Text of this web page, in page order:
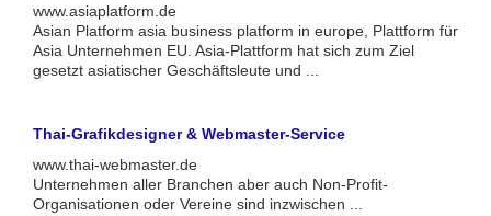
www.asiaplatform.de
Asian Platform asia business platform in europe, Plattform für
Asia Unternehmen EU. Asia-Plattform hat sich zum Ziel
gesetzt asiatischer Geschäftsleute und ...
Thai-Grafikdesigner & Webmaster-Service
www.thai-webmaster.de
Unternehmen aller Branchen aber auch Non-Profit-
Organisationen oder Vereine sind inzwischen ...